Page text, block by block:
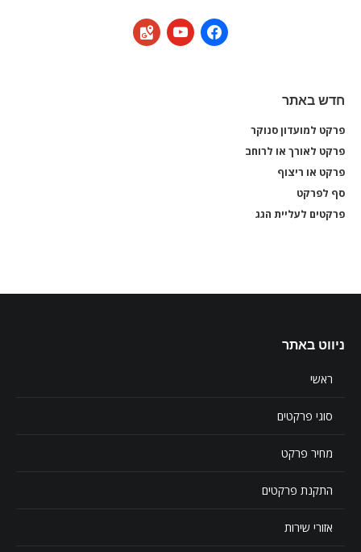
facebook
youtube
google-
maps
חדש באתר
פרקט למועדון סנוקר
פרקט לאורך או לרוחב
פרקט או ריצוף
סף לפרקט
פרקטים לעליית הגג
ניווט באתר
ראשי
סוגי פרקטים
מחיר פרקט
התקנת פרקטים
אזורי שירות